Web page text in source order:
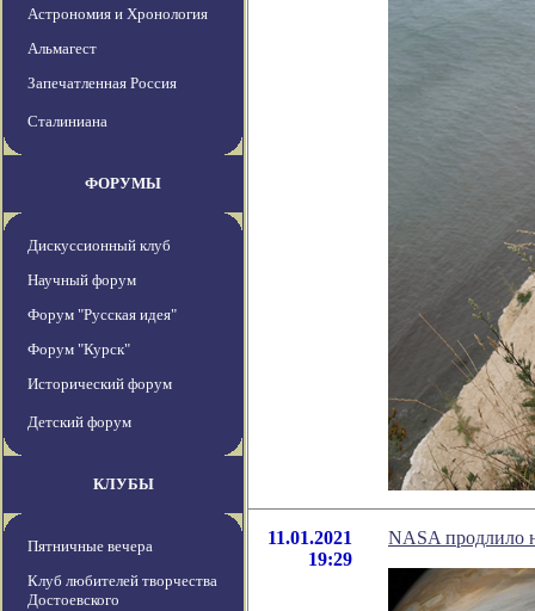
Астрономия и Хронология
Альмагест
Запечатленная Россия
Сталиниана
ФОРУМЫ
Дискуссионный клуб
Научный форум
Форум "Русская идея"
Форум "Курск"
Исторический форум
Детский форум
КЛУБЫ
Пятничные вечера
Клуб любителей творчества
Достоевского
11.01.2021
19:29
NASA продлило